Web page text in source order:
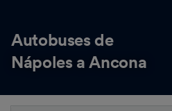
Autobuses de
Nápoles a Ancona